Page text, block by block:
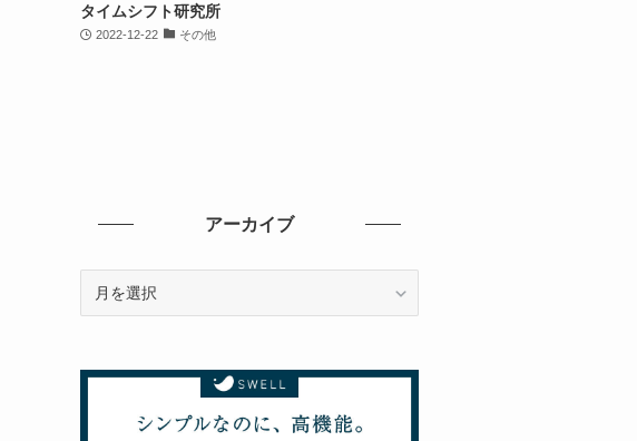
タイムシフト研究所
2022-12-22 その他
アーカイブ
ブ